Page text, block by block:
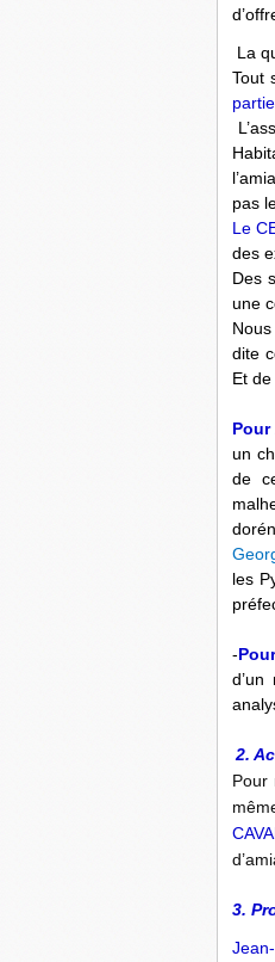
La
Tout
pas
Le
des
Des
une
dite
Et
un
de
les
-
2.
Pour
3.